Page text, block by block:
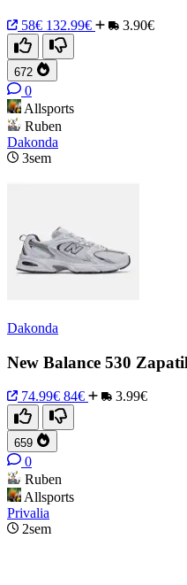
58€ 132.99€ 3.90€
672
0
Allsports
Ruben
Dakonda
3sem
Dakonda
New Balance 530
74.99€ 84€ 3.99€
659
0
Ruben
Allsports
Privalia
2sem